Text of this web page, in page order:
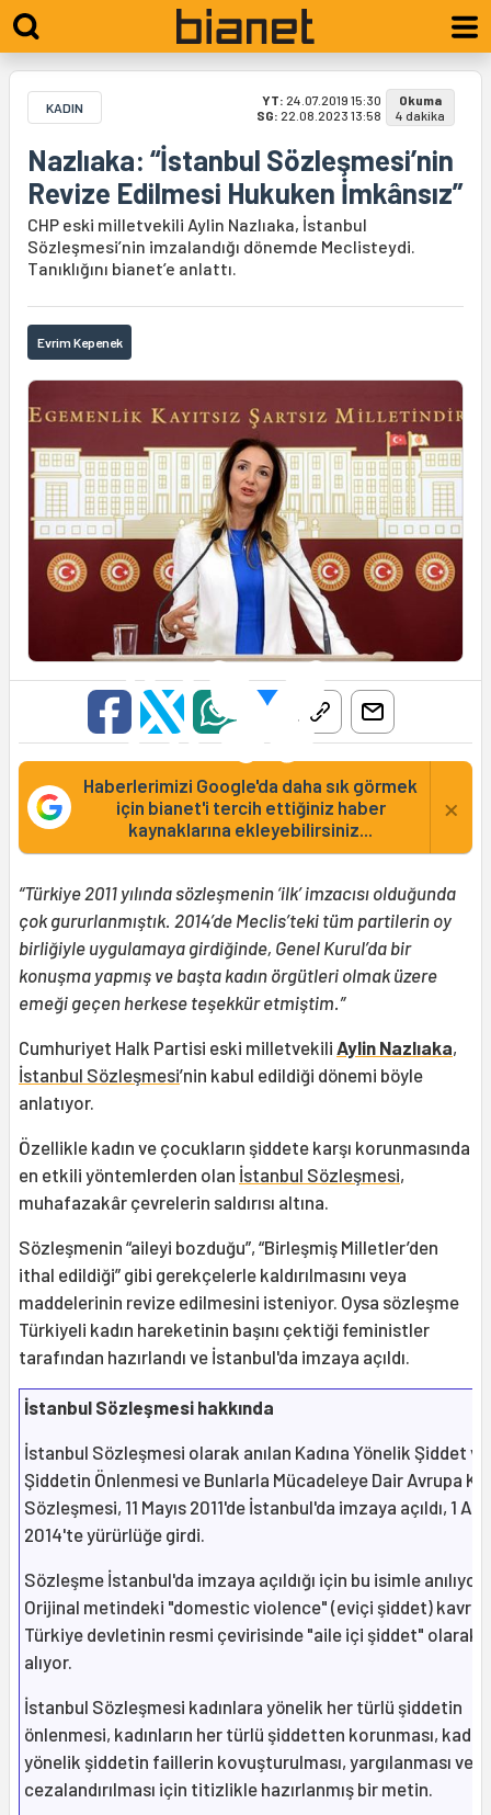
KADIN YT: 24.07.2019 15:30
SG: 22.08.2023 13:58
Okuma
4 dakika
Nazlıaka: “İstanbul Sözleşmesi’nin
Revize Edilmesi Hukuken İmkânsız”
CHP eski milletvekili Aylin Nazlıaka, İstanbul
Sözleşmesi’nin imzalandığı dönemde Meclisteydi.
Tanıklığını bianet’e anlattı.
Evrim Kepenek
Haberlerimizi Google'da daha sık görmek
için bianet'i tercih ettiğiniz haber
kaynaklarına ekleyebilirsiniz...
×
“Türkiye 2011 yılında sözleşmenin ‘ilk’ imzacısı olduğunda
çok gururlanmıştık. 2014’de Meclis’teki tüm partilerin oy
birliğiyle uygulamaya girdiğinde, Genel Kurul’da bir
konuşma yapmış ve başta kadın örgütleri olmak üzere
emeği geçen herkese teşekkür etmiştim.”
Cumhuriyet Halk Partisi eski milletvekili Aylin Nazlıaka,
İstanbul Sözleşmesi’nin kabul edildiği dönemi böyle
anlatıyor.
Özellikle kadın ve çocukların şiddete karşı korunmasında
en etkili yöntemlerden olan İstanbul Sözleşmesi,
muhafazakâr çevrelerin saldırısı altına.
Sözleşmenin “aileyi bozduğu”, “Birleşmiş Milletler’den
ithal edildiği” gibi gerekçelerle kaldırılmasını veya
maddelerinin revize edilmesini isteniyor. Oysa sözleşme
Türkiyeli kadın hareketinin başını çektiği feministler
tarafından hazırlandı ve İstanbul'da imzaya açıldı.
İstanbul Sözleşmesi hakkında
İstanbul Sözleşmesi olarak anılan Kadına Yönelik Şiddet
Şiddetin Önlenmesi ve Bunlarla Mücadeleye Dair Avrupa
Sözleşmesi, 11 Mayıs 2011'de İstanbul'da imzaya açıldı, 1
2014'te yürürlüğe girdi.
Sözleşme İstanbul'da imzaya açıldığı için bu isimle anılıyor.
Orijinal metindeki "domestic violence" (eviçi şiddet)
Türkiye devletinin resmi çevirisinde "aile içi şiddet" olarak
alıyor.
İstanbul Sözleşmesi kadınlara yönelik her türlü şiddetin
önlenmesi, kadınların her türlü şiddetten korunması,
yönelik şiddetin faillerin kovuşturulması, yargılanması ve
cezalandırılması için titizlikle hazırlanmış bir metin.